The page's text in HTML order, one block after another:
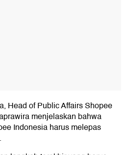
Head of Public Affairs Shopee
menjelaskan bahwa
Indonesia harus melepas